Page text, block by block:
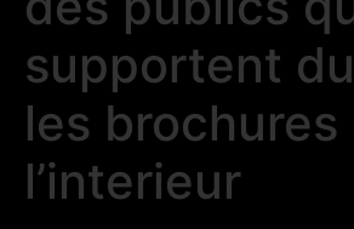
supportent
les brochures
l’interieur